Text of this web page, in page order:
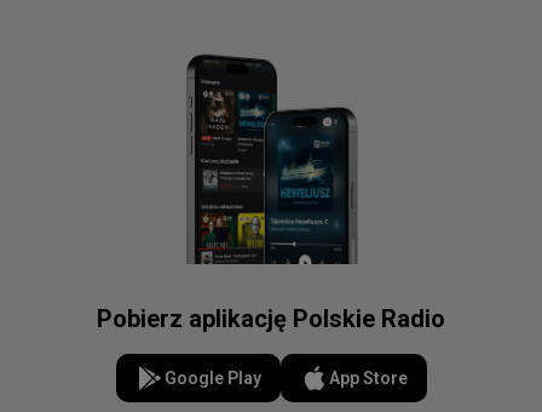
Pobierz aplikację Polskie Radio
Google Play App Store